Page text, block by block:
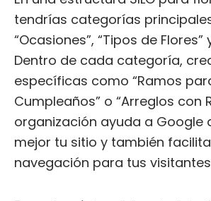
tendrías categorías
“Ocasiones”, “Tipos de Flores”
Dentro de cada categoría,
específicas como “Ramos
Cumpleaños” o “Arreglos con
organización ayuda a Google
mejor tu sitio y también
navegación para tus